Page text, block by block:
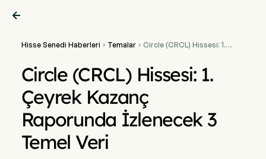

Hisse Senedi Haberleri  Temalar Circle (CRCL) Hissesi: 1.
Circle (CRCL) Hissesi: 1.
Çeyrek Kazanç
Raporunda İzlenecek 3
Temel Veri